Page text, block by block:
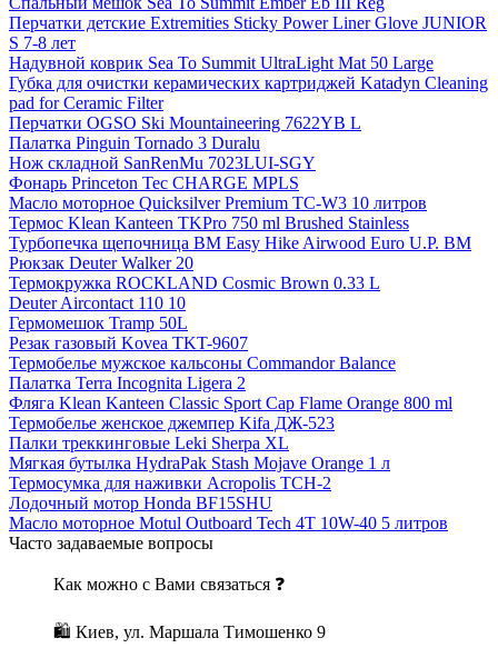
Перчатки детские Extremities Sticky Power Liner Glove JUNIOR
S 7-8 лет
Надувной коврик Sea To Summit UltraLight Mat 50 Large
Губка для очистки керамических картриджей Katadyn Cleaning
pad for Ceramic Filter
Перчатки OGSO Ski Mountaineering 7622YB L
Палатка Pinguin Tornado 3 Duralu
Нож складной SanRenMu 7023LUI-SGY
Фонарь Princeton Tec CHARGE MPLS
Масло моторное Quicksilver Premium TC-W3 10 литров
Термос Klean Kanteen TKPro 750 ml Brushed Stainless
Турбопечка щепочница BM Easy Hike Airwood Euro U.P. BM
Рюкзак Deuter Walker 20
Термокружка ROCKLAND Cosmic Brown 0.33 L
Deuter Aircontact 110 10
Гермомешок Tramp 50L
Резак газовый Kovea TKT-9607
Термобелье мужское кальсоны Commandor Balance
Палатка Terra Incognita Ligera 2
Фляга Klean Kanteen Classic Sport Cap Flame Orange 800 ml
Термобелье женское джемпер Kifa ДЖ-523
Палки треккинговые Leki Sherpa XL
Мягкая бутылка HydraPak Stash Mojave Orange 1 л
Термосумка для наживки Acropolis ТСН-2
Лодочный мотор Honda BF15SHU
Масло моторное Motul Outboard Tech 4T 10W-40 5 литров
Часто задаваемые вопросы
Как можно с Вами связаться ❓
🛍 Киев, ул. Маршала Тимошенко 9